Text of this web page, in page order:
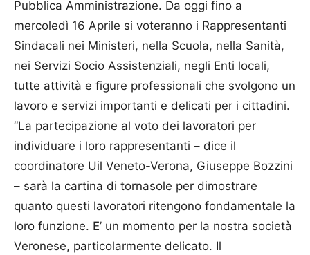
Pubblica Amministrazione. Da oggi fino a
mercoledì 16 Aprile si voteranno i Rappresentanti
Sindacali nei Ministeri, nella Scuola, nella Sanità,
nei Servizi Socio Assistenziali, negli Enti locali,
tutte attività e figure professionali che svolgono un
lavoro e servizi importanti e delicati per i cittadini.
“La partecipazione al voto dei lavoratori per
individuare i loro rappresentanti – dice il
coordinatore Uil Veneto-Verona, Giuseppe Bozzini
– sarà la cartina di tornasole per dimostrare
quanto questi lavoratori ritengono fondamentale la
loro funzione. E’ un momento per la nostra società
Veronese, particolarmente delicato. Il